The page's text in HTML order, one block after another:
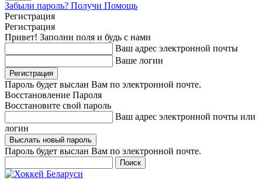
Забыли пароль? Получи Помощь
Регистрация
Регистрация
Привет! Заполни поля и будь с нами
Ваш адрес электронной почты
Ваше логин
Пароль будет выслан Вам по электронной почте.
Восстановление Пароля
Восстановите свой пароль
Ваш адрес электронной почты или
логин
Пароль будет выслан Вам по электронной почте.